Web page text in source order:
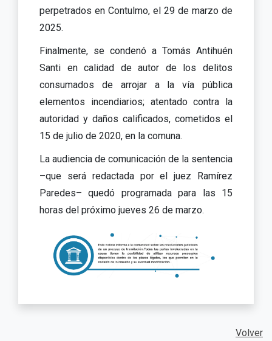
perpetrados en Contulmo, el 29 de marzo de
2025.
Finalmente, se condenó a Tomás Antihuén
Santi en calidad de autor de los delitos
consumados de arrojar a la vía pública
elementos incendiarios; atentado contra la
autoridad y daños calificados, cometidos el
15 de julio de 2020, en la comuna.
La audiencia de comunicación de la sentencia
–que será redactada por el juez Ramírez
Paredes– quedó programada para las 15
horas del próximo jueves 26 de marzo.
Volver